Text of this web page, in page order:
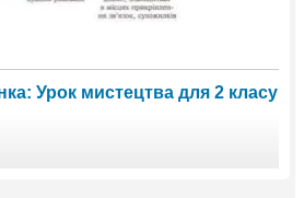
Урок мистецтва для 2 класу